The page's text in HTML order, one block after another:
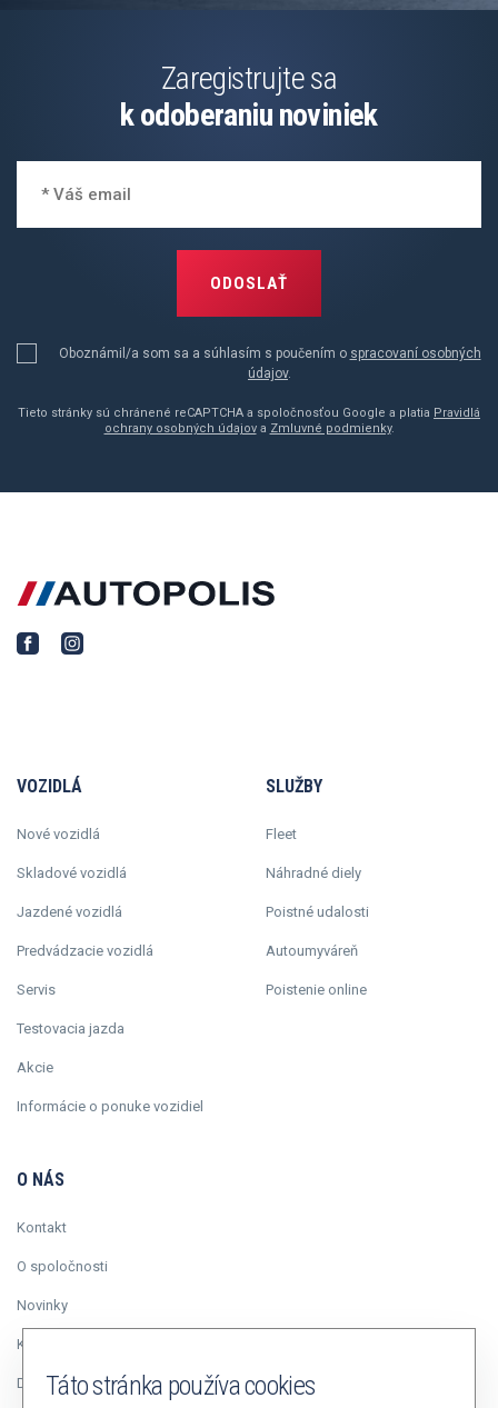
Zaregistrujte sa
k odoberaniu noviniek
ODOSLAŤ
Oboznámil/a som sa a súhlasím s poučením o spracovaní osobných
údajov.
Tieto stránky sú chránené reCAPTCHA a spoločnosťou Google a platia Pravidlá
ochrany osobných údajova Zmluvné podmienky.
VOZIDLÁ
Nové vozidlá
Skladové vozidlá
Jazdené vozidlá
Predvádzacie vozidlá
Servis
Testovacia jazda
Akcie
Informácie o ponuke vozidiel
SLUŽBY
Fleet
Náhradné diely
Poistné udalosti
Autoumyváreň
Poistenie online
O NÁS
Kontakt
O spoločnosti
Novinky
Kariéra
Duálne vzdelávanie
Táto stránka používa cookies